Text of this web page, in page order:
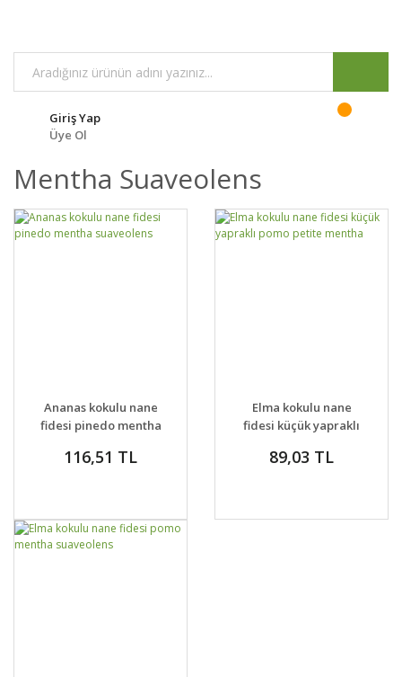
Giriş Yap
Üye Ol
Mentha Suaveolens
DETAYLAR SEPETE EKLE
Ananas kokulu nane
fidesi pinedo mentha
116,51 TL
DETAYLAR
VER
Elma kokulu nane
fidesi küçük yapraklı
89,03 TL